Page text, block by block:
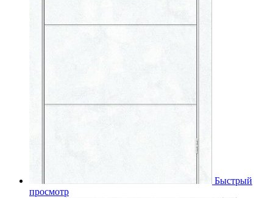
Быстрый
просмотр